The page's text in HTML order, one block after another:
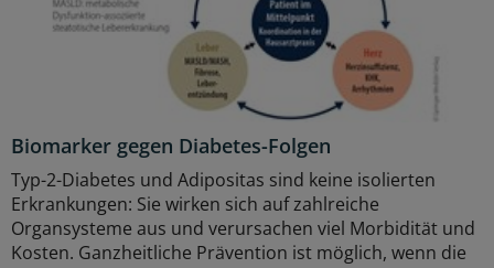
Biomarker gegen Diabetes-Folgen
Typ-2-Diabetes und Adipositas sind keine isolierten
Erkrankungen: Sie wirken sich auf zahlreiche
Organsysteme aus und verursachen viel Morbidität und
Kosten. Ganzheitliche Prävention ist möglich, wenn die